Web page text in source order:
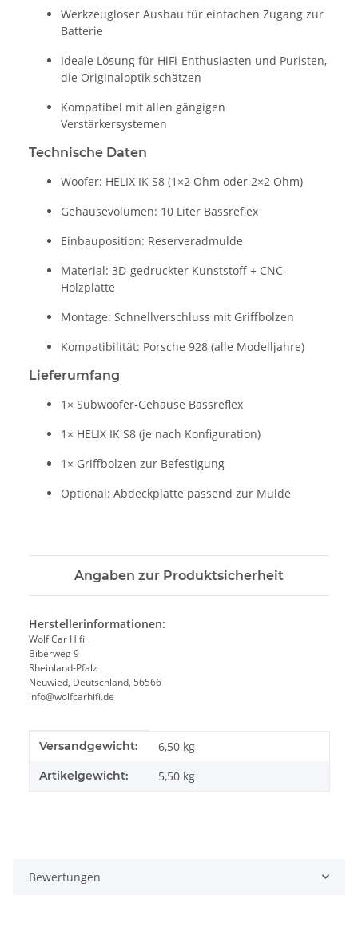
Werkzeugloser Ausbau für einfachen Zugang zur
Batterie
Ideale Lösung für HiFi-Enthusiasten und Puristen,
die Originaloptik schätzen
Kompatibel mit allen gängigen
Verstärkersystemen
Technische Daten
Woofer: HELIX IK S8 (1×2 Ohm oder 2×2 Ohm)
Gehäusevolumen: 10 Liter Bassreflex
Einbauposition: Reserveradmulde
Material: 3D-gedruckter Kunststoff + CNC-
Holzplatte
Montage: Schnellverschluss mit Griffbolzen
Kompatibilität: Porsche 928 (alle Modelljahre)
Lieferumfang
1× Subwoofer-Gehäuse Bassreflex
1× HELIX IK S8 (je nach Konfiguration)
1× Griffbolzen zur Befestigung
Optional: Abdeckplatte passend zur Mulde
Angaben zur Produktsicherheit
Herstellerinformationen:
Wolf Car Hifi
Biberweg 9
Rheinland-Pfalz
Neuwied, Deutschland, 56566
info@wolfcarhifi.de
Produkteigenschaft
Wert
Versandgewicht: 6,50 kg
Artikelgewicht: 5,50 kg
Bewertungen